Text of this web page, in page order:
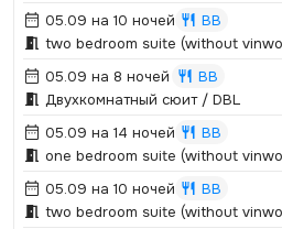
05.09 на 10 ночей
BB
two bedroom suite (without
05.09 на 8 ночей
BB
Двухкомнатный сюит / DBL
05.09 на 14 ночей
BB
one bedroom suite (without
05.09 на 10 ночей
BB
two bedroom suite (without